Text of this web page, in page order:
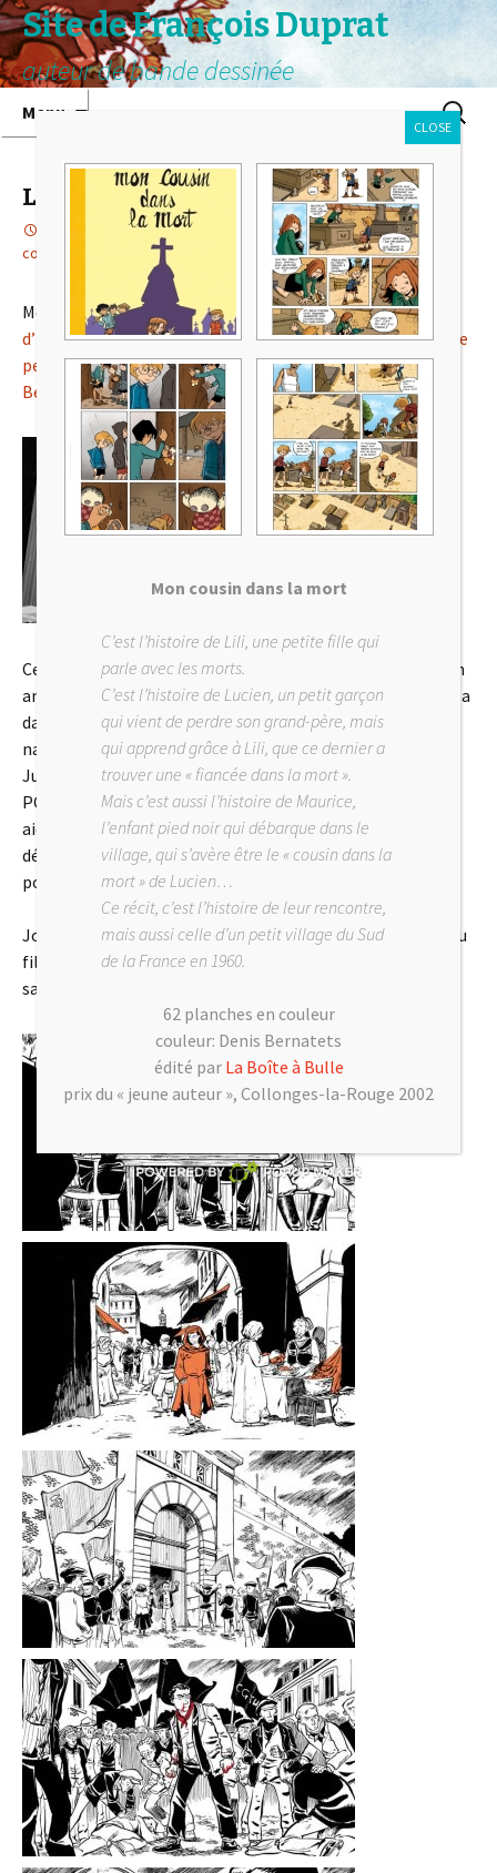
Site de François Duprat
auteur de bande dessinée
Menu
Le film documentaire…
7 décembre 2017 ,Illustrations,Projets en
cours
François
Mercredi 22 novembre, auFestival International du Film
d’Histoire de Pessac 2017, a été projeté« Jacques Doriot, le
petit führer français », un film documentaire deJoseph
Beauregard.
Ce film raconte «l’énigme Jacques Doriot
, où comment un
ancien député communiste de l’entre-deux-guerres bascula
dans la collaboration la plus radicale avec l’Allemagne
nazie, exhortant ses troupes à « débarrasser la France des
Juifs ». De l’ancien métallo de Saint-Denis devenu n°2 du
PCF, jusqu’au fondateur du Parti populaire français qui
aidera à la traque des Juifs lors de la rafle du Vel’ d’Hiv’, la
déchéance morale d’un homme, rongé par sa soif du
pouvoir et ses rancœurs. »
Joseph Beauregard m’a proposé d’ illustrer tout au long du
film, des moments du parcours politique de Doriot . Un
sacré défi !!!
Mon cousin dans la mort
C’est l’histoire de Lili, une petite fille qui
parle avec les morts.
C’est l’histoire de Lucien, un petit garçon
qui vient de perdre son grand-père, mais
qui apprend grâce à Lili, que ce dernier a
trouver une « fiancée dans la mort ».
Mais c’est aussi l’histoire de Maurice,
l’enfant pied noir qui débarque dans le
village, qui s’avère être le « cousin dans la
mort » de Lucien…
Ce récit, c’est l’histoire de leur rencontre,
mais aussi celle d’un petit village du Sud
de la France en 1960.
62 planches en couleur
couleur: Denis Bernatets
édité par La Boîte à Bulle
prix du « jeune auteur », Collonges-la-Rouge 2002
CLOSE